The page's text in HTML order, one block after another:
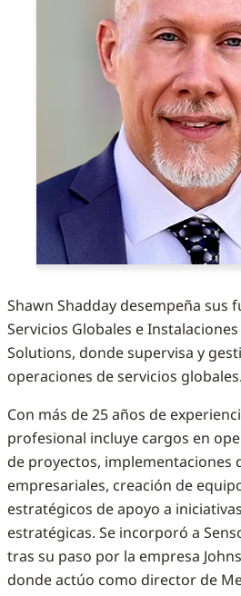
Shawn Shadday desempeña sus
Servicios Globales e
Solutions, donde supervisa y
operaciones de servicios globales.
Con más de 25 años de
profesional incluye cargos en
de proyectos, implementaciones
empresariales, creación de
estratégicos de apoyo a
estratégicas. Se incorporó a
tras su paso por la empresa
donde actúo como director de